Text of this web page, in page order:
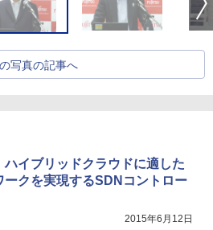
写真の記事へ
ハイブリッドクラウドに適した
ークを実現するSDNコントロー
2015年6月12日